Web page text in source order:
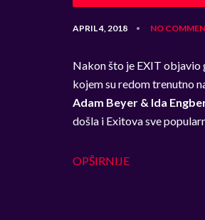
APRIL 4, 2018 • NO
Nakon što je EXIT objavio
kojem su redom trenutno
Adam Beyer & Ida
došla i Exitova sve
OPŠIRNIJE